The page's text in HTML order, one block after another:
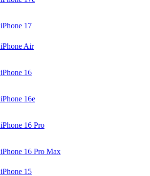
iPhone 17
iPhone Air
iPhone 16
iPhone 16e
iPhone 16 Pro
iPhone 16 Pro Max
iPhone 15